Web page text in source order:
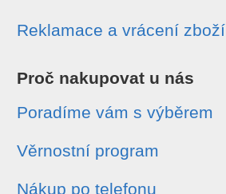
Reklamace a vrácení zboží
Proč nakupovat u nás
Poradíme vám s výběrem
Věrnostní program
Nákup po telefonu